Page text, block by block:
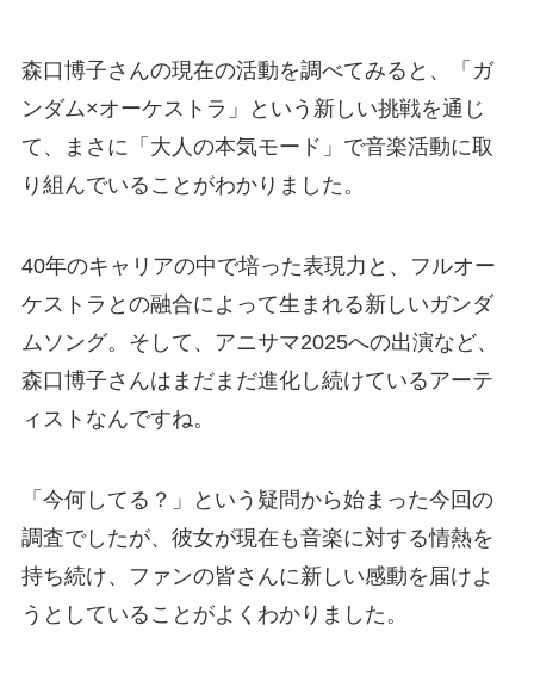
森口博子さんの現在の活動を調べてみると、「ガ
ンダム×オーケストラ」という新しい挑戦を通じ
て、まさに「大人の本気モード」で音楽活動に取
り組んでいることがわかりました。
40年のキャリアの中で培った表現力と、フルオー
ケストラとの融合によって生まれる新しいガンダ
ムソング。そして、アニサマ2025への出演など、
森口博子さんはまだまだ進化し続けているアーテ
ィストなんですね。
「今何してる？」という疑問から始まった今回の
調査でしたが、彼女が現在も音楽に対する情熱を
持ち続け、ファンの皆さんに新しい感動を届けよ
うとしていることがよくわかりました。